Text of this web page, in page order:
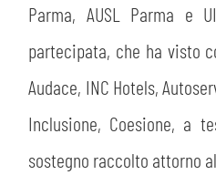
Parma, AUSL Parma e
partecipata, che ha visto
Audace, INC Hotels,
Inclusione, Coesione, a
sostegno raccolto attorno